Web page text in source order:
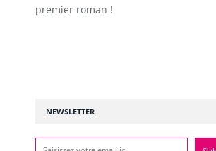
NEWSLETTER
premier roman !